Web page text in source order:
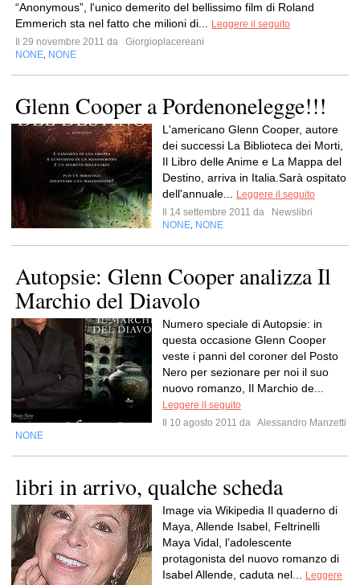
“Anonymous”, l'unico demerito del bellissimo film di Roland
Emmerich sta nel fatto che milioni di...
Leggere il seguito
Il 29 novembre 2011 da
Giorgioplacereani
NONE NONE
Glenn Cooper a Pordenonelegge!!!
L'americano Glenn Cooper, autore
dei successi La Biblioteca dei Morti,
Il Libro delle Anime e La Mappa del
Destino, arriva in Italia.Sarà ospitato
dell'annuale...
Leggere il seguito
Il 14 settembre 2011 da
Newslibri
NONE NONE
Autopsie: Glenn Cooper analizza Il
Marchio del Diavolo
Numero speciale di Autopsie: in
questa occasione Glenn Cooper
veste i panni del coroner del Posto
Nero per sezionare per noi il suo
nuovo romanzo, Il Marchio de...
Leggere il seguito
Il 10 agosto 2011 da Alessandro Manzetti
NONE
libri in arrivo, qualche scheda
Image via Wikipedia Il quaderno di
Maya, Allende Isabel, Feltrinelli
Maya Vidal, l’adolescente
protagonista del nuovo romanzo di
Isabel Allende, caduta nel...
Leggere